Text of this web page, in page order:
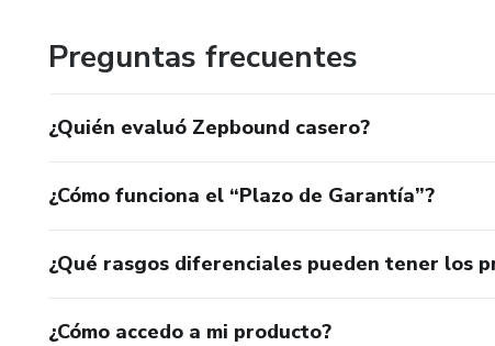
Preguntas frecuentes
¿Quién evaluó Zepbound casero?
¿Cómo funciona el “Plazo de Garantía”?
¿Qué rasgos diferenciales pueden tener los
¿Cómo accedo a mi producto?